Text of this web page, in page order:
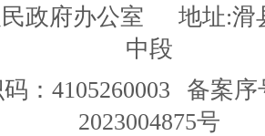
政府办公室
地址:滑
中段
：4105260003
备案序
2023004875号